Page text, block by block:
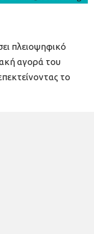
πλειοψηφικό
αγορά του
το